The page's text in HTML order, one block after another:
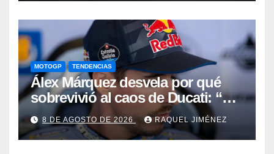
MOTOGP TENDENCIAS
Álex Márquez desvela por qué
sobrevivió al caos de Ducati: “No
sé cómo acabé siendo el mejor”
8 DE AGOSTO DE 2026 RAQUEL JIMÉNEZ